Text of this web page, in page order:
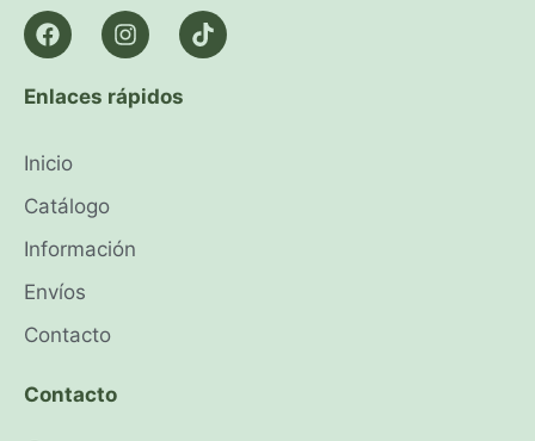
Enlaces rápidos
Inicio
Catálogo
Información
Envíos
Contacto
Contacto